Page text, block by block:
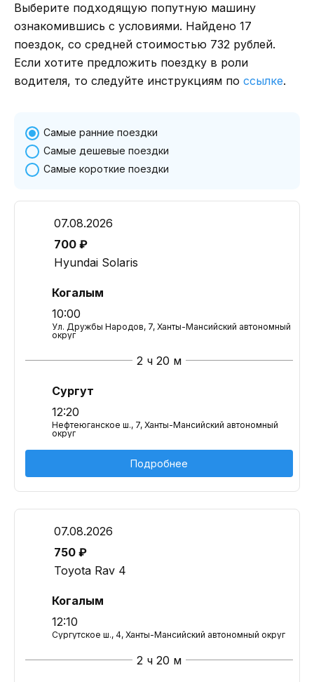
Выберите подходящую попутную машину
ознакомившись с условиями. Найдено 17
поездок, со средней стоимостью 732 рублей.
Если хотите предложить поездку в роли
водителя, то следуйте инструкциям по ссылке.
Самые ранние поездки
Самые дешевые поездки
Самые короткие поездки
07.08.2026
700 ₽
Hyundai Solaris
Когалым
10:00
Ул. Дружбы Народов, 7, Ханты-Мансийский автономный
округ
2 ч 20 м
Сургут
12:20
Нефтеюганское ш., 7, Ханты-Мансийский автономный
округ
Подробнее
07.08.2026
750 ₽
Toyota Rav 4
Когалым
12:10
Сургутское ш., 4, Ханты-Мансийский автономный округ
2 ч 20 м